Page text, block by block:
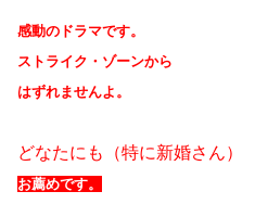
感動のドラマです。
ストライク・ゾーンから
はずれませんよ。
どなたにも（特に新婚さん）
お薦めです。